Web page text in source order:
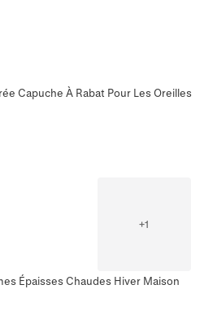
Capuche À Rabat Pour Les Oreilles
+1
Épaisses Chaudes Hiver Maison